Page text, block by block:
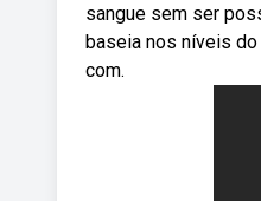
sangue sem ser
baseia nos níveis
com.